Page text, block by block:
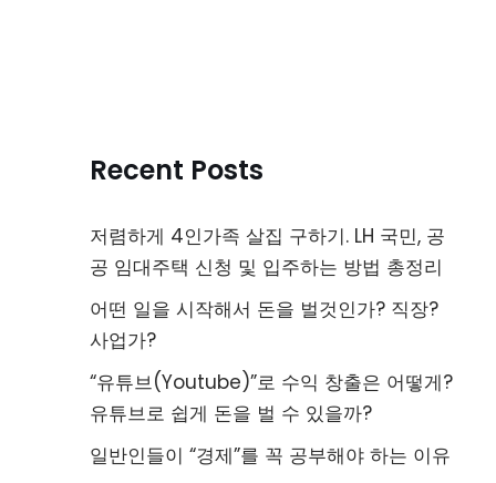
Recent Posts
저렴하게 4인가족 살집 구하기. LH 국민, 공
공 임대주택 신청 및 입주하는 방법 총정리
어떤 일을 시작해서 돈을 벌것인가? 직장?
사업가?
“유튜브(Youtube)”로 수익 창출은 어떻게?
유튜브로 쉽게 돈을 벌 수 있을까?
일반인들이 “경제”를 꼭 공부해야 하는 이유